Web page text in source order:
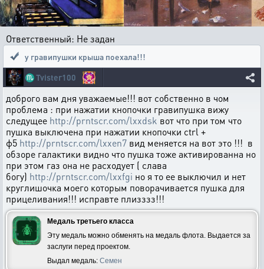
Ответственный: Не задан
у гравипушки крыша поехала!!!
♏Tvister100
доброго вам дня уважаемые!!! вот собственно в чом
проблема : при нажатии кнопочки гравипушка вижу
следущее http://prntscr.com/lxxdsk вот что при том что
пушка выключена при нажатии кнопочки ctrl +
ф5 http://prntscr.com/lxxen7 вид меняется на вот это !!! в
обзоре галактики видно что пушка тоже активированна но
при этом газ она не расходует ( слава
богу) http://prntscr.com/lxxfgi но я то ее выключил и нет
круглишочка моего которым поворачивается пушка для
прицеливания!!! исправте плизззз!!!
Медаль третьего класса
Эту медаль можно обменять на медаль флота. Выдается за
заслуги перед проектом.
Выдал медаль: Семен